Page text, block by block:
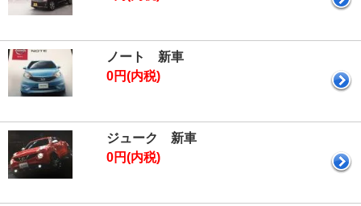
ノート 新車
0円(内税)
ジューク 新車
0円(内税)